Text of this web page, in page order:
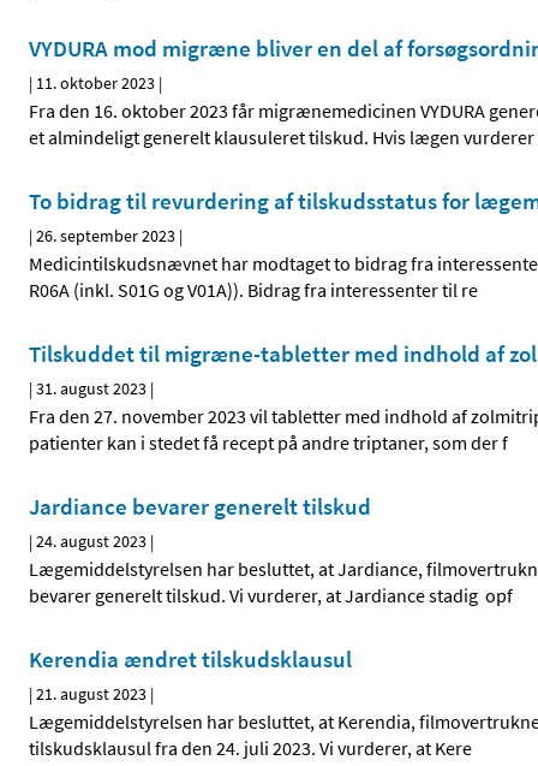
VYDURA mod migræne bliver en del af
| 11. oktober 2023 |
Fra den 16. oktober 2023 får migrænemedicinen VYDURA
et almindeligt generelt klausuleret tilskud. Hvis lægen vurderer
To bidrag til revurdering af tilskudsstatus for
|26. september 2023 |
Medicintilskudsnævnet har modtaget to bidrag fra
R06A (inkl. S01G og V01A)). Bidrag fra interessenter til re
Tilskuddet til migræne-tabletter med indhold af
|31. august 2023 |
Fra den 27. november 2023 vil tabletter med indhold af
patienter kan i stedet få recept på andre triptaner, som der f
Jardiance bevarer generelt tilskud
|24. august 2023 |
Lægemiddelstyrelsen har besluttet, at Jardiance,
bevarer generelt tilskud. Vi vurderer, at Jardiance stadig opf
Kerendia ændret tilskudsklausul
|21. august 2023 |
Lægemiddelstyrelsen har besluttet, at Kerendia,
tilskudsklausul fra den 24. juli 2023. Vi vurderer, at Kere